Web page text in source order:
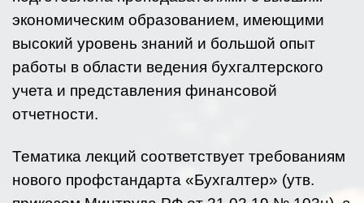
экономическим образованием, имеющими
высокий уровень знаний и большой опыт
работы в области ведения бухгалтерского
учета и представления финансовой
отчетности.
Тематика лекций соответствует требованиям
нового профстандарта «Бухгалтер» (утв.